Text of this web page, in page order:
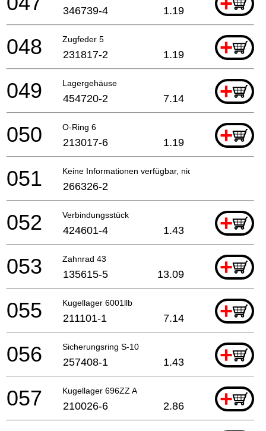
346739-4 1.19
Zugfeder 5 +
048 231817-2 1.19
Lagergehäuse +
049 454720-2 7.14
O-Ring 6 +
050 213017-6 1.19
Keine Informationen verfügbar, nicht bestellbar
051 266326-2
Verbindungsstück +
052 424601-4 1.43
Zahnrad 43 +
053 135615-5 13.09
Kugellager 6001llb +
055 211101-1 7.14
Sicherungsring S-10 +
056 257408-1 1.43
Kugellager 696ZZ A +
057 210026-6 2.86